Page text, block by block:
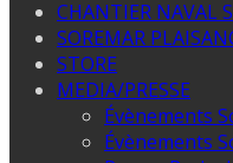
CHANTIER NAVAL
SOREMAR
STORE
MEDIA/PRESSE
Évènements
Évènements